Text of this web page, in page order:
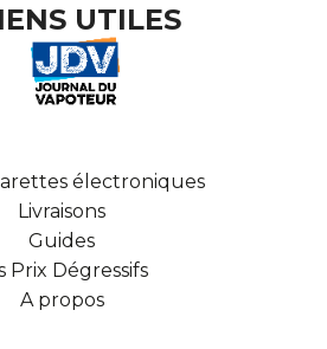
UTILES
électroniques
Livraisons
Guides
Prix Dégressifs
A propos